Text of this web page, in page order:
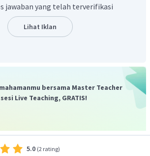
bersifat asosiatif di antaranya:
usaha bersama antar individu atau
yang mengacu pada usaha atau
pertentangan tanpa
lawan dan bertujuan mencapai
satu dan menghasilkan budaya
jawaban yang telah terverifikasi
Lihat Iklan
bersama Master Teacher
Live Teaching, GRATIS!
5.0 (2 rating)